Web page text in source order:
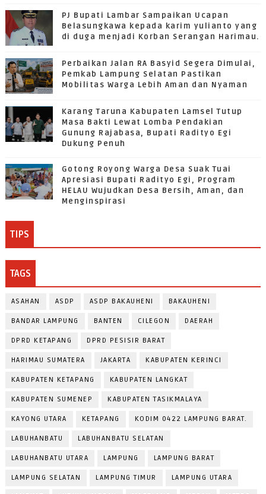
PJ Bupati Lambar Sampaikan Ucapan
Belasungkawa kepada karim yulianto yang
di duga menjadi Korban Serangan Harimau.
Perbaikan Jalan RA Basyid Segera Dimulai,
Pemkab Lampung Selatan Pastikan
Mobilitas Warga Lebih Aman dan Nyaman
Karang Taruna Kabupaten Lamsel Tutup
Masa Bakti Lewat Lomba Pendakian
Gunung Rajabasa, Bupati Radityo Egi
Dukung Penuh
Gotong Royong Warga Desa Suak Tuai
Apresiasi Bupati Radityo Egi, Program
HELAU Wujudkan Desa Bersih, Aman, dan
Menginspirasi
TIPS
TAGS
ASAHAN ASDP ASDP BAKAUHENI BAKAUHENI
BANDAR LAMPUNG BANTEN CILEGON DAERAH
DPRD KETAPANG DPRD PESISIR BARAT
HARIMAU SUMATERA JAKARTA KABUPATEN KERINCI
KABUPATEN KETAPANG KABUPATEN LANGKAT
KABUPATEN SUMENEP KABUPATEN TASIKMALAYA
KAYONG UTARA KETAPANG KODIM 0422 LAMPUNG BARAT.
LABUHANBATU LABUHANBATU SELATAN
LABUHANBATU UTARA LAMPUNG LAMPUNG BARAT
LAMPUNG SELATAN LAMPUNG TIMUR LAMPUNG UTARA